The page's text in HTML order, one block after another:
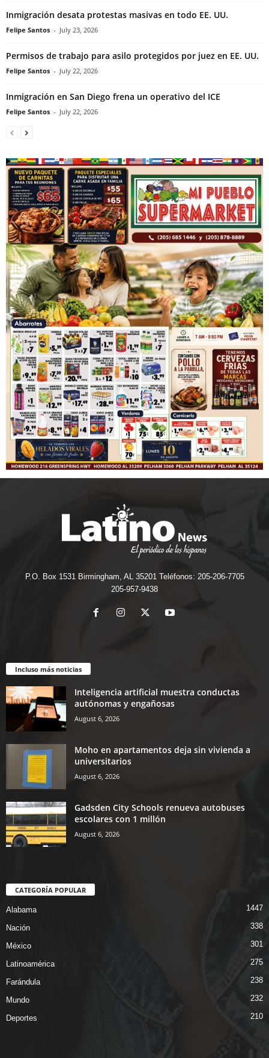
Inmigración desata protestas masivas en todo EE. UU.
Felipe Santos - July 23, 2026
Permisos de trabajo para asilo protegidos por juez en EE. UU.
Felipe Santos - July 22, 2026
Inmigración en San Diego frena un operativo del ICE
Felipe Santos - July 22, 2026
P.O. Box 1531 Birmingham, AL 35201 Teléfonos: 205-206-7705
205-957-9438
Incluso más noticias
Inteligencia artificial muestra conductas
autónomas y engañosas
August 6, 2026
Moho en apartamentos deja sin vivienda a
universitarios
August 6, 2026
Gadsden City Schools renueva autobuses
escolares con 1 millón
August 6, 2026
CATEGORÍA POPULAR
Alabama 1447
Nación 338
México 301
Latinoamérica 275
Farándula 238
Mundo 232
Deportes 210